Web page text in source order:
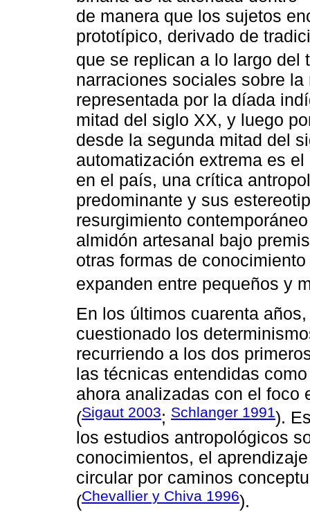
de manera que los sujetos
prototípico, derivado de
que se replican a lo largo del
narraciones sociales sobre
representada por la díada
mitad del siglo XX, y luego
desde la segunda mitad del
automatización extrema es
en el país, una crítica
predominante y sus
resurgimiento
almidón artesanal bajo
otras formas de
expanden entre pequeños y
En los últimos cuarenta
cuestionado los
recurriendo a los dos
las técnicas entendidas
ahora analizadas con el foco
(Sigaut 2003; Schlanger 1991).
los estudios antropológicos
conocimientos, el
circular por caminos
(Chevallier y Chiva 1996).